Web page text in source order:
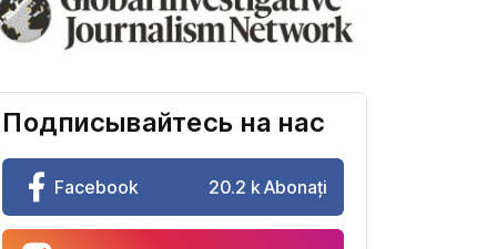
Подписывайтесь на нас
Facebook 20.2 k Abonați